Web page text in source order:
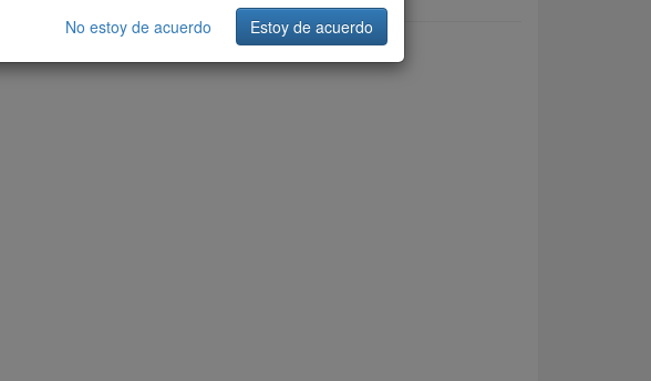
No estoy de acuerdo Estoy de acuerdo